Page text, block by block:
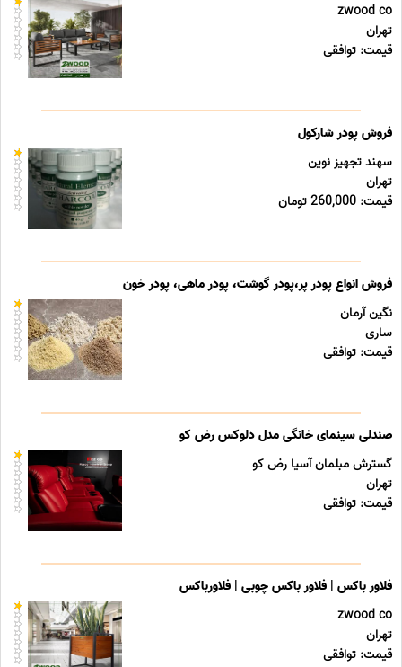
zwood co
تهران
قیمت: توافقی
فروش پودر شارکول
سهند تجهیز نوین
تهران
قیمت: 260,000 تومان
فروش انواع پودر پر،پودر گوشت، پودر ماهی، پودر خون
نگین آرمان
ساری
قیمت: توافقی
صندلی سینمای خانگی مدل دلوکس رض کو
گسترش مبلمان آسیا رض کو
تهران
قیمت: توافقی
فلاور باکس | فلاور باکس چوبی | فلاورباکس
zwood co
تهران
قیمت: توافقی